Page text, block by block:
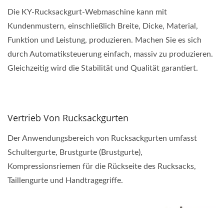
Die KY-Rucksackgurt-Webmaschine kann mit
Kundenmustern, einschließlich Breite, Dicke, Material,
Funktion und Leistung, produzieren. Machen Sie es sich
durch Automatiksteuerung einfach, massiv zu produzieren.
Gleichzeitig wird die Stabilität und Qualität garantiert.
Vertrieb Von Rucksackgurten
Der Anwendungsbereich von Rucksackgurten umfasst
Schultergurte, Brustgurte (Brustgurte),
Kompressionsriemen für die Rückseite des Rucksacks,
Taillengurte und Handtragegriffe.